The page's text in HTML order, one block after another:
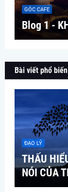
GÓC CAFE
Blog 1 -
Bài viết phổ biến
ĐẠO LÝ
THẤU
NÓI CỦA